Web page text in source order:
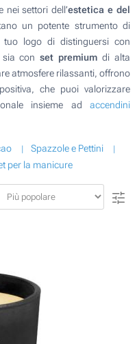
nei settori dell’estetica e del
un potente strumento di
tuo logo di distinguersi con
sia conset premium di alta
atmosfere rilassanti, offrono
che puoi valorizzare
insieme ad accendini
Spazzole e Pettini
per la manicure